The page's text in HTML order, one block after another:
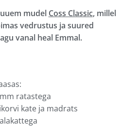
mudel Coss Classic, millel
vedrustus ja suured
vanal heal Emmal.
ratastega
kate ja madrats